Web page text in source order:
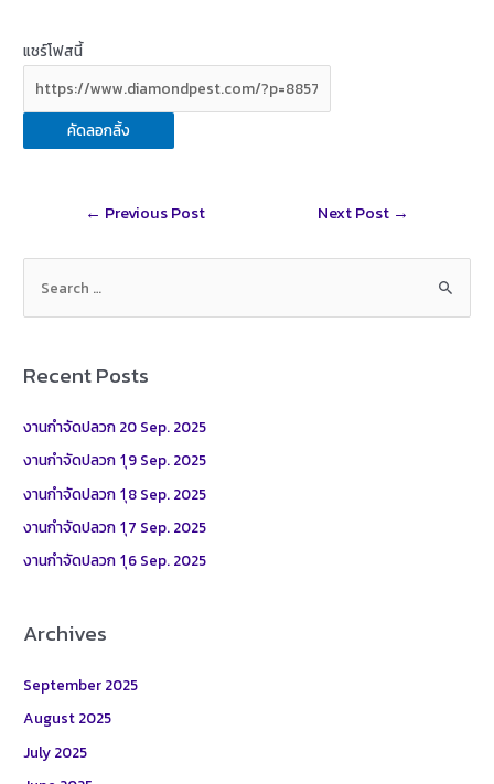
แชร์โฟสนี้
คัดลอกลิ้ง
← Previous Post Next Post →
h
:
Recent Posts
งานกำจัดปลวก 20 Sep. 2025
งานกำจัดปลวก 1ุ9 Sep. 2025
งานกำจัดปลวก 1ุ8 Sep. 2025
งานกำจัดปลวก 1ุ7 Sep. 2025
งานกำจัดปลวก 1ุ6 Sep. 2025
Archives
September 2025
August 2025
July 2025